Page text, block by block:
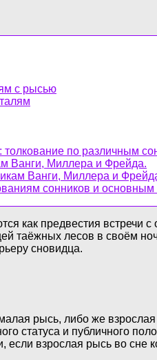
с рысью
по различным
Ванги, Миллера и Фрейда.
Ванги, Миллера и
сонников и
как предвестия встречи
таёжных лесов в своём
сновидца.
рысь, либо же
статуса и публичного
если взрослая рысь во сне